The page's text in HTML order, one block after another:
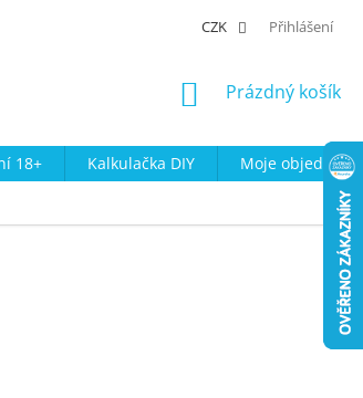
CZK Přihlášení
NÁKUPNÍ
Prázdný košík
18+ Kalkulačka DIY
Moje